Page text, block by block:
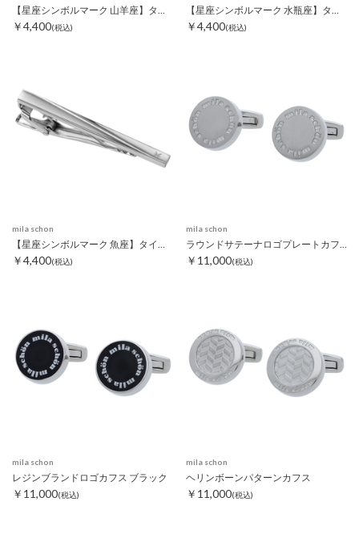
【星座シンボルマーク 山羊座】タイピン
￥4,400(税込)
【星座シンボルマーク 水瓶座】タイピン
￥4,400(税込)
mila schon
￥4,400(税込)
mila schon
￥11,000(税込)
mila schon
レジンブランドロゴカフス ブラック
￥11,000(税込)
mila schon
ヘリンボーンパターンカフス
￥11,000(税込)